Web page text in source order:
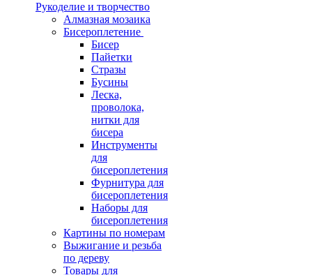
Рукоделие и творчество
Алмазная мозаика
Бисероплетение
Бисер
Пайетки
Стразы
Бусины
Леска,
проволока,
нитки для
бисера
Инструменты
для
бисероплетения
Фурнитура для
бисероплетения
Наборы для
бисероплетения
Картины по номерам
Выжигание и резьба
по дереву
Товары для